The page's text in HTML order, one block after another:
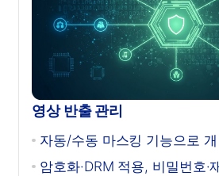
영상 반출 관리
자동/수동 마스킹 기능으로
암호화·DRM 적용, 비밀번호·